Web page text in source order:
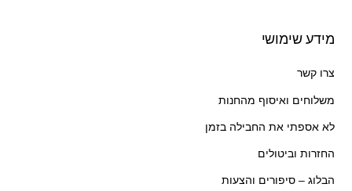
מידע שימושי
צרו קשר
משלוחים ואיסוף מהחנות
לא אספתי את החבילה בזמן
החזרות וביטולים
הבלוג – סיפורים והצעות